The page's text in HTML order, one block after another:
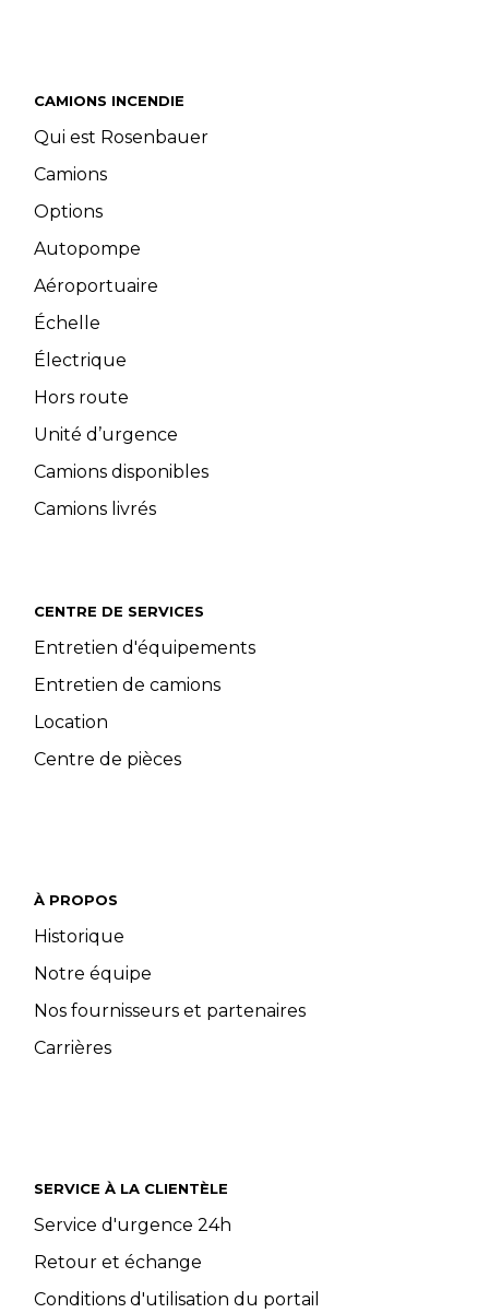
CAMIONS INCENDIE
Qui est Rosenbauer
Camions
Options
Autopompe
Aéroportuaire
Échelle
Électrique
Hors route
Unité d’urgence
Camions disponibles
Camions livrés
CENTRE DE SERVICES
Entretien d'équipements
Entretien de camions
Location
Centre de pièces
À PROPOS
Historique
Notre équipe
Nos fournisseurs et partenaires
Carrières
SERVICE À LA CLIENTÈLE
Service d'urgence 24h
Retour et échange
Conditions d'utilisation du portail